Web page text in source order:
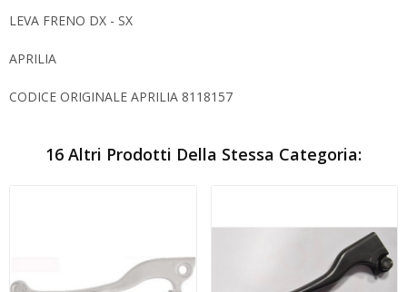
LEVA FRENO DX - SX
APRILIA
CODICE ORIGINALE APRILIA 8118157
16 Altri Prodotti Della Stessa Categoria: